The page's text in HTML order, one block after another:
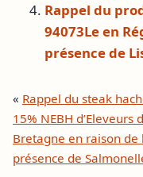
Rappel du
94073Le en
présence de
« Rappel du steak
15% NEBH d’Eleveurs
Bretagne en raison de
présence de